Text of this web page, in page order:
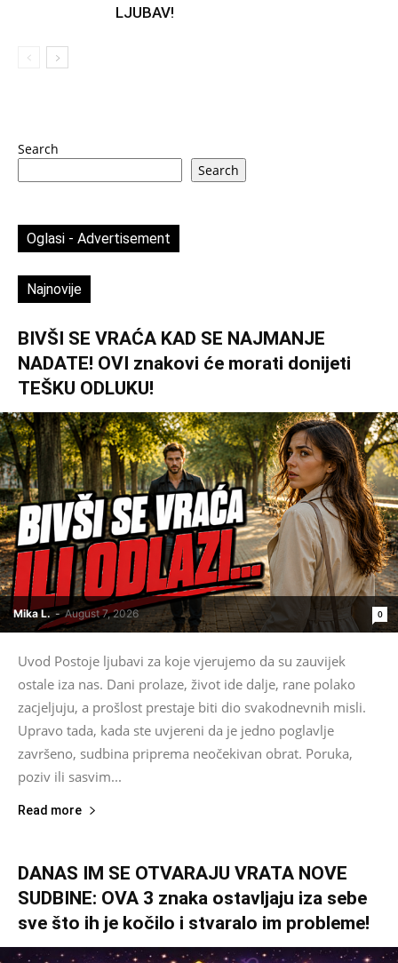
LJUBAV!
Search
Search
Oglasi - Advertisement
Najnovije
BIVŠI SE VRAĆA KAD SE NAJMANJE
NADATE! OVI znakovi će morati donijeti
TEŠKU ODLUKU!
Mika L. - August 7, 2026 0
Uvod Postoje ljubavi za koje vjerujemo da su zauvijek
ostale iza nas. Dani prolaze, život ide dalje, rane polako
zacjeljuju, a prošlost prestaje biti dio svakodnevnih misli.
Upravo tada, kada ste uvjereni da je jedno poglavlje
završeno, sudbina priprema neočekivan obrat. Poruka,
poziv ili sasvim...
Read more
DANAS IM SE OTVARAJU VRATA NOVE
SUDBINE: OVA 3 znaka ostavljaju iza sebe
sve što ih je kočilo i stvaralo im probleme!